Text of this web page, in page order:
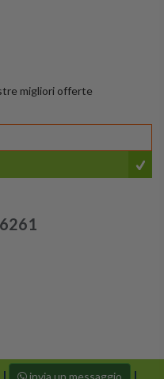
migliori offerte
| invia un messaggio |